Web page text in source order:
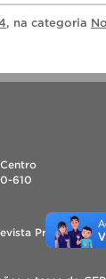
, na categoria
610
Profª. Drª.